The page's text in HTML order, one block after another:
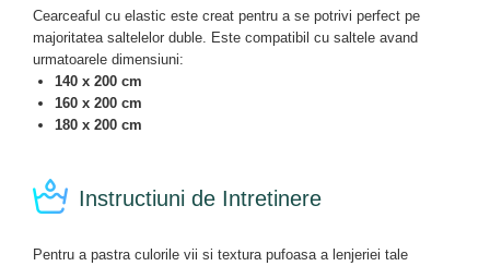
Cearceaful cu elastic este creat pentru a se potrivi perfect pe
majoritatea saltelelor duble. Este compatibil cu saltele avand
urmatoarele dimensiuni:
140 x 200 cm
160 x 200 cm
180 x 200 cm
Instructiuni de Intretinere
Pentru a pastra culorile vii si textura pufoasa a lenjeriei tale